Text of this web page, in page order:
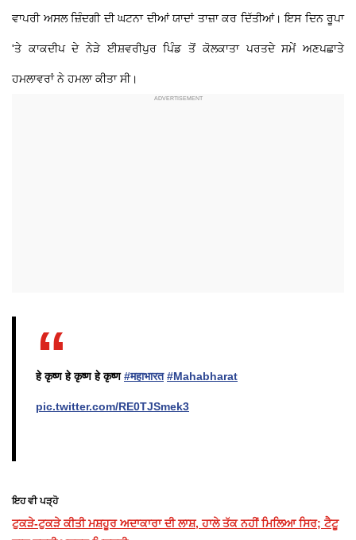
ਵਾਪਰੀ ਅਸਲ ਜ਼ਿੰਦਗੀ ਦੀ ਘਟਨਾ ਦੀਆਂ ਯਾਦਾਂ ਤਾਜ਼ਾ ਕਰ ਦਿੱਤੀਆਂ। ਇਸ ਦਿਨ ਰੂਪਾ
'ਤੇ ਕਾਕਦੀਪ ਦੇ ਨੇੜੇ ਈਸ਼ਵਰੀਪੁਰ ਪਿੰਡ ਤੋਂ ਕੋਲਕਾਤਾ ਪਰਤਦੇ ਸਮੇਂ ਅਣਪਛਾਤੇ
ਹਮਲਾਵਰਾਂ ਨੇ ਹਮਲਾ ਕੀਤਾ ਸੀ।
हे कृष्ण हे कृष्ण हे कृष्ण#महाभारत #Mahabharat
pic.twitter.com/RE0TJSmek3
ਇਹ ਵੀ ਪੜ੍ਹੋ
ਟੁਕੜੇ-ਟੁਕੜੇ ਕੀਤੀ ਮਸ਼ਹੂਰ ਅਦਾਕਾਰਾ ਦੀ ਲਾਸ਼, ਹਾਲੇ ਤੱਕ ਨਹੀਂ ਮਿਲਿਆ ਸਿਰ; ਟੈਟੂ